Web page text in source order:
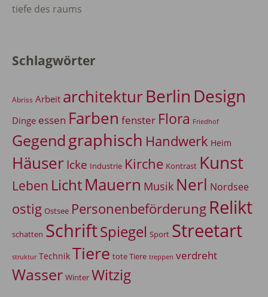
tiefe des raums
Schlagwörter
Abriss Arbeit architekturBerlin Design
Dinge essen Farben fenster Flora Friedhof
Gegendgraphisch Handwerk Heim
Häuser Icke Industrie Kirche Kontrast Kunst
Leben LichtMauern Musik Nerl Nordsee
ostig Ostsee Personenbeförderung Relikt
schatten SchriftSpiegel Sport Streetart
struktur Technik Tiere tote Tiere treppen verdreht
Wasser Winter Witzig